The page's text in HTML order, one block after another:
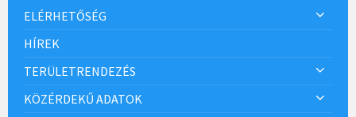
ELÉRHETŐSÉG
HÍREK
TERÜLETRENDEZÉS
KÖZÉRDEKŰ ADATOK